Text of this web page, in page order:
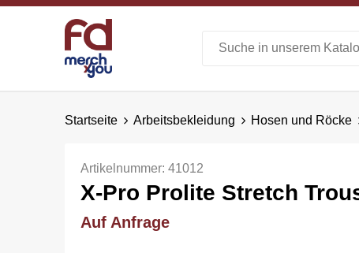
Startseite Arbeitsbekleidung Hosen und Röcke
Artikelnummer: 41012
X-Pro Prolite Stretch
Auf Anfrage